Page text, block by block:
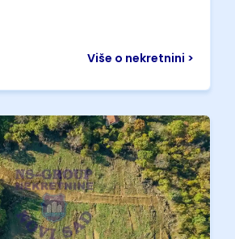
Više o nekretnini >